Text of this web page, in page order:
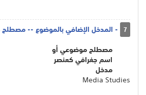
7 - المدخل الإضافي بالموضوع --
مصطلح موضوعي أو
اسم جغرافي كعنصر
مدخل
Media Studies